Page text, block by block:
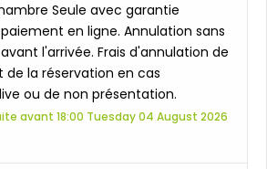
Seule avec garantie
en ligne. Annulation sans
l'arrivée. Frais d'annulation de
de la réservation en cas
ou de non présentation.
avant 18:00 Tuesday 04 August 2026